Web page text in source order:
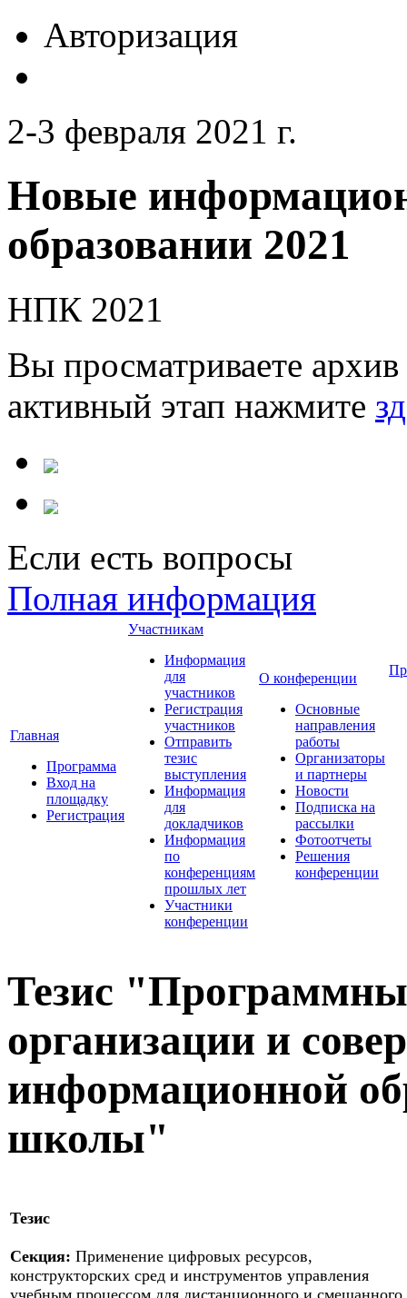
Авторизация
2-3 февраля 2021 г.
Новые
образовании 2021
НПК 2021
Вы просматриваете
активный этап нажмите
Если есть вопросы
Полная информация
Главная
Программа
Вход на
площадку
Регистрация
Участникам
Информация
для
участников
Регистрация
участников
Отправить
тезис
выступления
Информация
для
докладчиков
Информация
по
конференциям
прошлых лет
Участники
конференции
О конференции
Основные
направления
работы
Организаторы
и партнеры
Новости
Подписка на
рассылки
Фотоотчеты
Решения
конференции
Тезис
организации и
информационной
школы"
Тезис
Секция: Применение цифровых ресурсов,
конструкторских сред и инструментов управления